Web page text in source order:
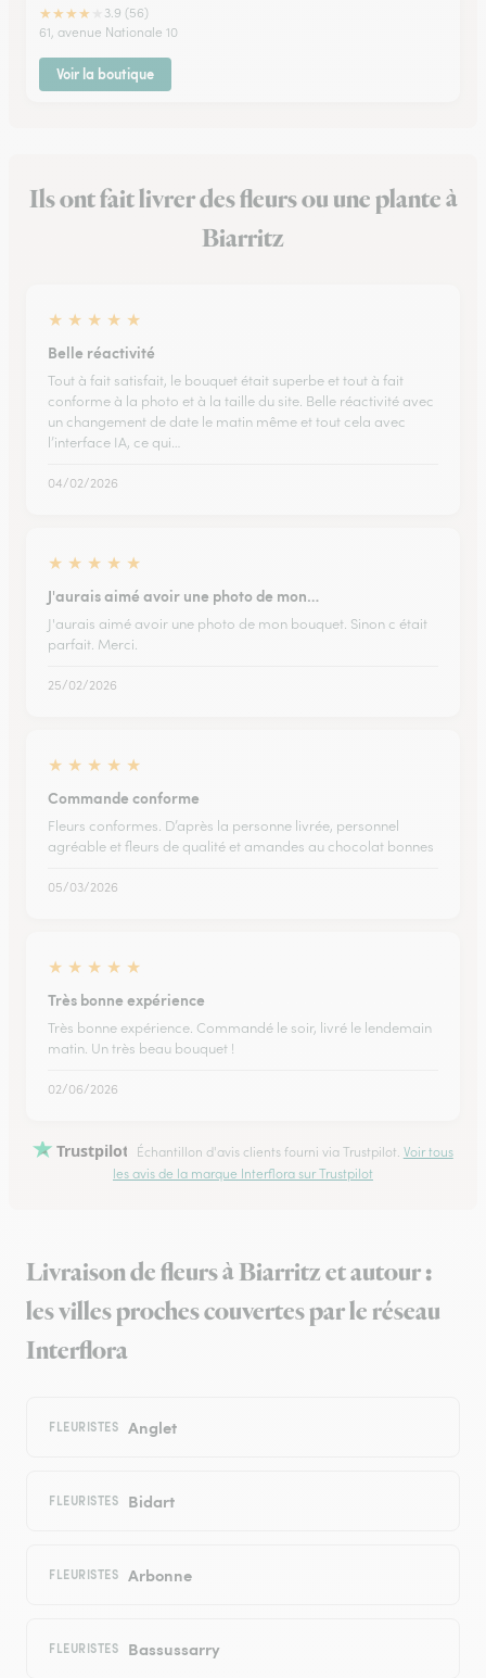
★★★★
3.9 (56)
61, avenue Nationale 10
Voir la boutique
Ils ont fait livrer des fleurs ou une plante à
Biarritz
★ ★ ★ ★ ★
Belle réactivité
Tout à fait satisfait, le bouquet était superbe et tout à fait
conforme à la photo et à la taille du site. Belle réactivité avec
un changement de date le matin même et tout cela avec
l’interface IA, ce qui…
04/02/2026
★ ★ ★ ★ ★
J'aurais aimé avoir une photo de mon…
J'aurais aimé avoir une photo de mon bouquet. Sinon c était
parfait. Merci.
25/02/2026
★ ★ ★ ★ ★
Commande conforme
Fleurs conformes. D’après la personne livrée, personnel
agréable et fleurs de qualité et amandes au chocolat bonnes
05/03/2026
★ ★ ★ ★ ★
Très bonne expérience
Très bonne expérience. Commandé le soir, livré le lendemain
matin. Un très beau bouquet !
02/06/2026
Trustpilot Échantillon d'avis clients fourni via Trustpilot. Voir tous
les avis de la marque Interflora sur Trustpilot
Livraison de fleurs à Biarritz et autour :
les villes proches couvertes par le réseau
Interflora
FLEURISTES Anglet
FLEURISTES Bidart
FLEURISTES Arbonne
FLEURISTES Bassussarry